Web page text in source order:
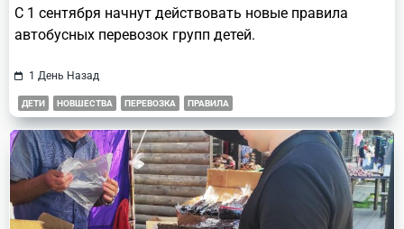
С 1 сентября начнут действовать новые правила
автобусных перевозок групп детей.
1 День Назад
ДЕТИ НОВШЕСТВА ПЕРЕВОЗКА ПРАВИЛА